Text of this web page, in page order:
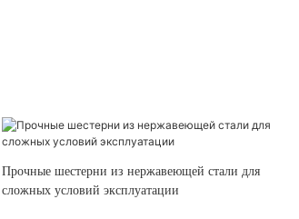
Прочные шестерни из нержавеющей стали для
сложных условий эксплуатации